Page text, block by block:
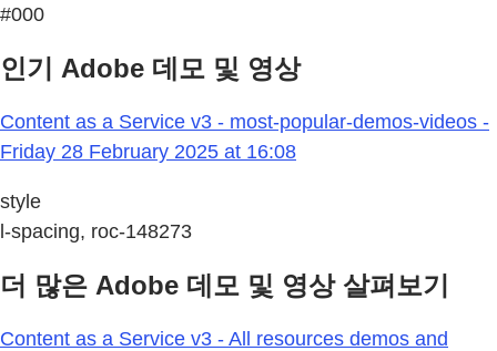
#000
인기 Adobe 데모 및 영상
Content as a Service v3 - most-popular-demos-videos -
Friday 28 February 2025 at 16:08
style
l-spacing, roc-148273
더 많은 Adobe 데모 및 영상 살펴보기
Content as a Service v3 - All resources demos and